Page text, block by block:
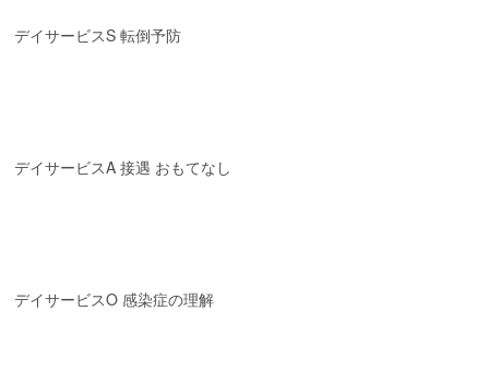
デイサービスS 転倒予防
デイサービスA 接遇 おもてなし
デイサービスO 感染症の理解